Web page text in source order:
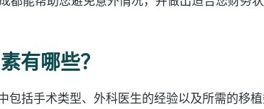
有哪些？
包括手术类型、外科医生的经验以及所需的移